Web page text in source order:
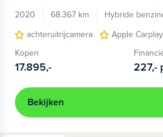
2020
68.367 km Hybride
achteruitrijcamera
Apple
Kopen
17.895,- 227,-
Bekijken